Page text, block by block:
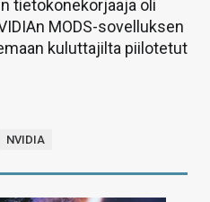
tietokonekorjaaja oli
MODS-sovelluksen
kuluttajilta piilotetut
NVIDIA